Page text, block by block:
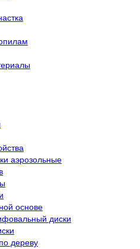
аэрозольные
основе
диски
дереву